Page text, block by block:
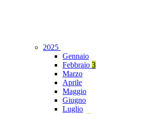
2025
Gennaio
Febbraio 3
Marzo
Aprile
Maggio
Giugno
Luglio